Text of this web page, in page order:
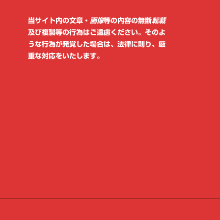
当サイト内の文章・ 画像等の内容の無断転載
及び複製等の行為はご遠慮ください。そのよ
うな行為が発覚した場合は、法律に則り、厳
重な対応をいたします。